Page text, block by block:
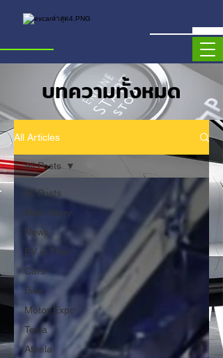
บทความทั้งหมด
All Articles
All Posts
Main Story
News
EV in Thai
Cars
Bike
Motor Expo
Tesla
Afeela
All Posts